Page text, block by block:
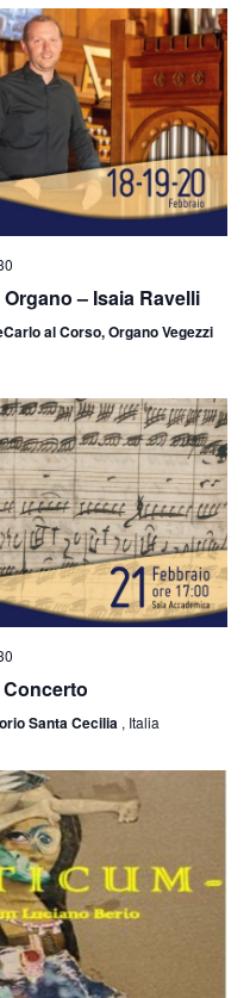
– Isaia Ravelli
al Corso, Organo Vegezzi
Santa Cecilia , Italia